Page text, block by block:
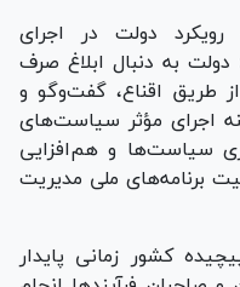
دولت در اجرای
به دنبال ابلاغ صرف
طریق اقناع، گفت‌و‌گو و
اجرای مؤثر سیاست‌های
سیاست‌ها و هم‌افزایی
برنامه‌های ملی مدیریت
کشور زمانی پایدار